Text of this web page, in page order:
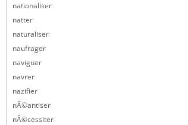
nationaliser
natter
naturaliser
naufrager
naviguer
navrer
nazifier
nÃ©antiser
nÃ©cessiter